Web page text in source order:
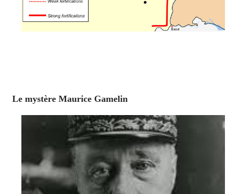
Le mystère Maurice Gamelin